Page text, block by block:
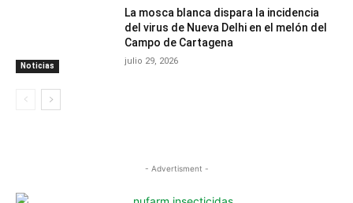
Noticias
La mosca blanca dispara la incidencia
del virus de Nueva Delhi en el melón del
Campo de Cartagena
julio 29, 2026
- Advertisment -